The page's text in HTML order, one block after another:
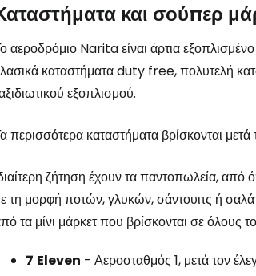
και σούπερ
αεροδρόμιο Narita είναι άρτια
καταστήματαduty free, πολυτελή
εξοπλισμού.
περισσότερα καταστήματα βρίσκονται
ζήτηση έχουν τα παντοπωλεία,
τη μορφή ποτών, γλυκών, σάντουιτς ή
τα μίνι μάρκετ που βρίσκονται σε όλους
7 Eleven - Αεροσταθμός 1, μετά τον
... η παγκόσμια